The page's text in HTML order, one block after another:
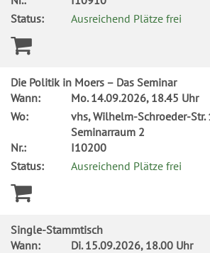
Status:
Ausreichend Plätze frei
Die Politik in Moers – Das Seminar
Wann:
Mo.14.09.2026, 18.45 Uhr
Wo:
vhs, Wilhelm-Schroeder-Str.
Seminarraum 2
Nr.:
I10200
Status:
Ausreichend Plätze frei
Single-Stammtisch
Wann:
Di.15.09.2026, 18.00 Uhr